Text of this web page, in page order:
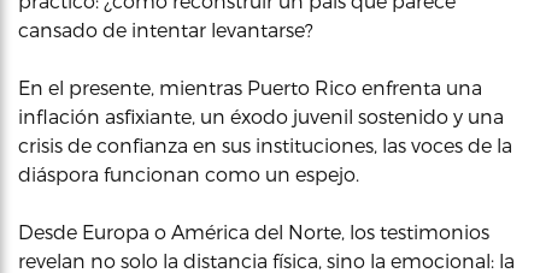
cansado de intentar levantarse?
En el presente, mientras Puerto Rico enfrenta una
inflación asfixiante, un éxodo juvenil sostenido y una
crisis de confianza en sus instituciones, las voces de la
diáspora funcionan como un espejo.
Desde Europa o América del Norte, los testimonios
revelan no solo la distancia física, sino la emocional: la